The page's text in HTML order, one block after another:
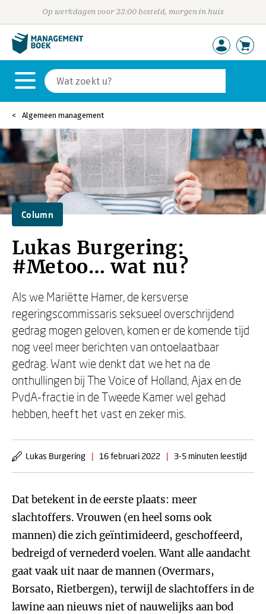
Op werkdagen voor 23:00 besteld, morgen in huis
Algemeen management
Column
Lukas Burgering:
#Metoo… wat nu?
Als we Mariëtte Hamer, de kersverse
regeringscommissaris seksueel overschrijdend
gedrag mogen geloven, komen er de komende tijd
nog veel meer berichten van ontoelaatbaar
gedrag. Want wie denkt dat we het na de
onthullingen bij The Voice of Holland, Ajax en de
PvdA-fractie in de Tweede Kamer wel gehad
hebben, heeft het vast en zeker mis.
Lukas Burgering | 16 februari 2022 | 3-5 minuten leestijd
Dat betekent in de eerste plaats: meer
slachtoffers. Vrouwen (en heel soms ook
mannen) die zich geïntimideerd, geschoffeerd,
bedreigd of vernederd voelen. Want alle aandacht
gaat vaak uit naar de mannen (Overmars,
Borsato, Rietbergen), terwijl de slachtoffers in de
lawine aan nieuws niet of nauwelijks aan bod